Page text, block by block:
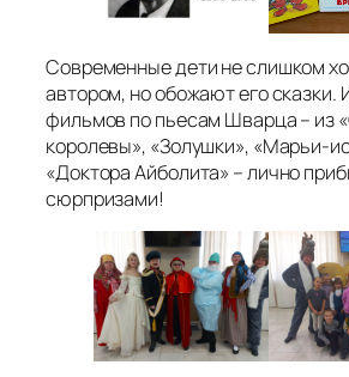
Современные дети не слишком
автором, но обожают его сказки.
фильмов по пьесам Шварца – из
королевы», «Золушки», «Марьи-
«Доктора Айболита» – лично
сюрпризами!